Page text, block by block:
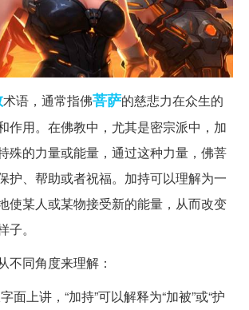
术语，通常指佛菩萨的慈悲力在众生的
作用。在佛教中，尤其是密宗派中，加
殊的力量或能量，通过这种力量，佛菩
护、帮助或者祝福。加持可以理解为一
使某人或某物接受新的能量，从而改变
。
不同角度来理解：
面上讲，“加持”可以解释为“加被”或“护